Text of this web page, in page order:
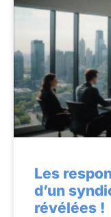
Les
d’un
révélées !